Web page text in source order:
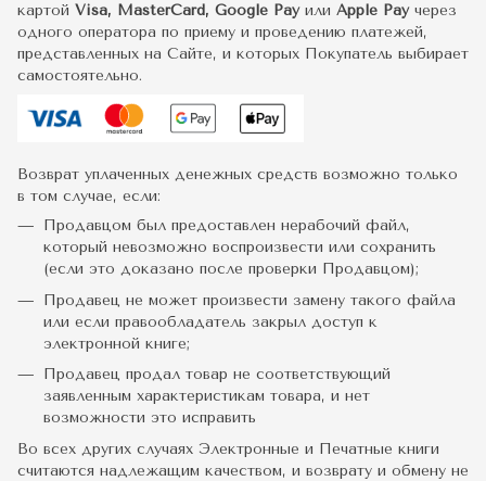
картой Visa, MasterCard, Google Pay или Apple Payчерез
одного оператора по приему и проведению платежей,
представленных на Сайте, и которых Покупатель выбирает
самостоятельно.
Возврат уплаченных денежных средств возможно только
в том случае, если:
Продавцом был предоставлен нерабочий файл,
который невозможно воспроизвести или сохранить
(если это доказано после проверки Продавцом);
Продавец не может произвести замену такого файла
или если правообладатель закрыл доступ к
электронной книге;
Продавец продал товар не соответствующий
заявленным характеристикам товара, и нет
возможности это исправить
Во всех других случаях Электронные и Печатные книги
считаются надлежащим качеством, и возврату и обмену не